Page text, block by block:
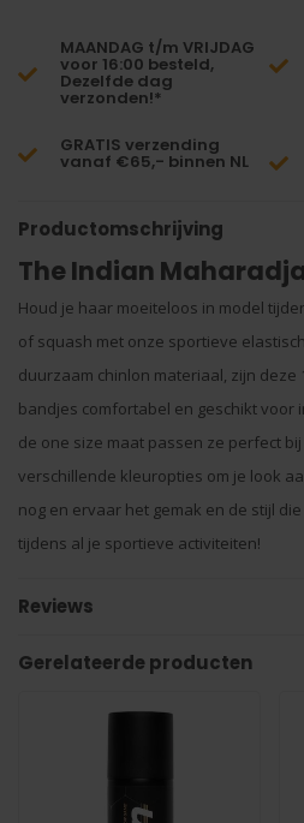
MAANDAG t/m VRIJDAG
voor 16:00 besteld,
Dezelfde dag
verzonden!*
GRATIS verzending
vanaf €65,- binnen NL
Productomschrijving
The Indian
Houd je haar moeiteloos in model
of squash met onze sportieve
duurzaam chinlon materiaal, zijn deze
bandjes comfortabel en geschikt voor
de one size maat passen ze perfect
verschillende kleuropties om je look
nog en ervaar het gemak en de stijl
tijdens al je sportieve activiteiten!
Reviews
Gerelateerde producten